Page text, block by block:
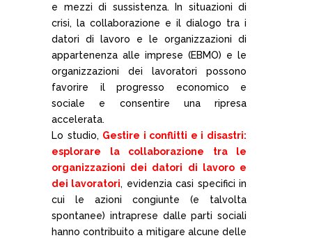
e mezzi di sussistenza. In situazioni di
crisi, la collaborazione e il dialogo tra i
datori di lavoro e le organizzazioni di
appartenenza alle imprese (EBMO) e le
organizzazioni dei lavoratori possono
favorire il progresso economico e
sociale e consentire una ripresa
accelerata.
Lo studio, Gestire i conflitti e i disastri:
esplorare la collaborazione tra le
organizzazioni dei datori di lavoro e
dei lavoratori, evidenzia casi specifici in
cui le azioni congiunte (e talvolta
spontanee) intraprese dalle parti sociali
hanno contribuito a mitigare alcune delle